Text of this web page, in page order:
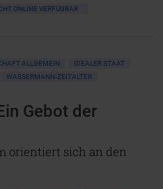
ONLINE VERFÜGBAR
ALLGEMEIN
IDEALER STAAT
WASSERMANN-ZEITALTER
Gebot der
orientiert sich an den